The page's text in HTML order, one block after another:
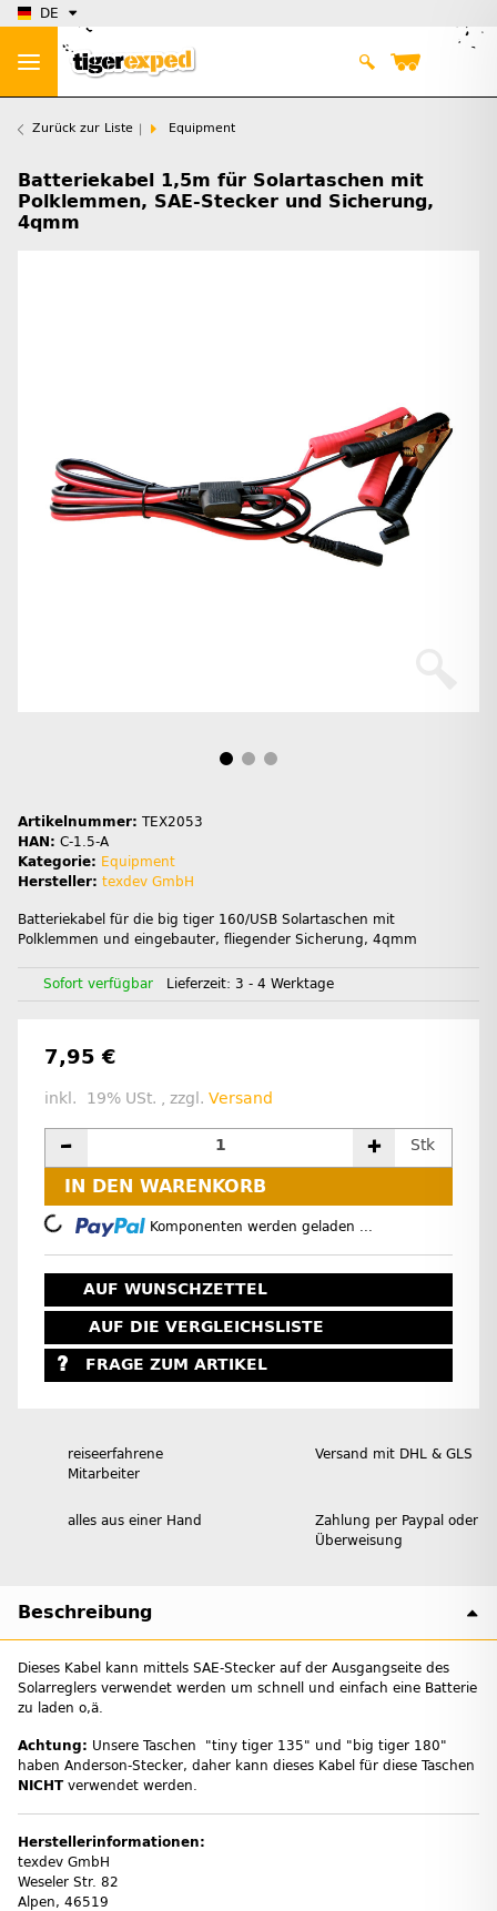
DE
Zurück zur Liste Equipment
Batteriekabel 1,5m für Solartaschen mit
Polklemmen, SAE-Stecker und Sicherung,
4qmm
Artikelnummer: TEX2053
HAN: C-1.5-A
Kategorie: Equipment
Hersteller: texdev GmbH
Batteriekabel für die big tiger 160/USB Solartaschen mit
Polklemmen und eingebauter, fliegender Sicherung, 4qmm
Sofort verfügbar Lieferzeit: 3 - 4 Werktage
7,95 €
inkl. 19% USt. , zzgl. Versand
Stk
IN DEN WARENKORB
Loading... Komponenten werden geladen ...
AUF WUNSCHZETTEL
AUF DIE VERGLEICHSLISTE
FRAGE ZUM ARTIKEL
reiseerfahrene
Mitarbeiter
Versand mit DHL & GLS
alles aus einer Hand
Zahlung per Paypal oder
Überweisung
Beschreibung
Dieses Kabel kann mittels SAE-Stecker auf der Ausgangseite des
Solarreglers verwendet werden um schnell und einfach eine Batterie
zu laden o,ä.
Achtung: Unsere Taschen "tiny tiger 135" und "big tiger 180"
haben Anderson-Stecker, daher kann dieses Kabel für diese Taschen
NICHTverwendet werden.
Herstellerinformationen:
texdev GmbH
Weseler Str. 82
Alpen, 46519